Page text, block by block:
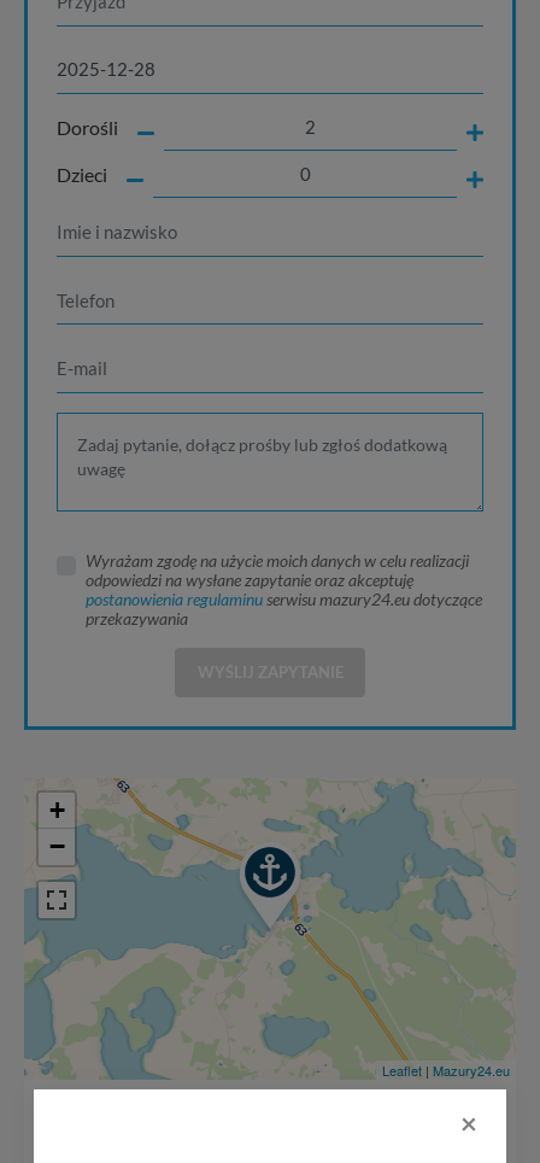
Dorośli
Dzieci
Wyrażam zgodę na użycie moich danych w celu realizacji
odpowiedzi na wysłane zapytanie oraz akceptuję
postanowienia regulaminuserwisu mazury24.eu dotyczące
przekazywania
+
−
Leaflet | Mazury24.eu
×